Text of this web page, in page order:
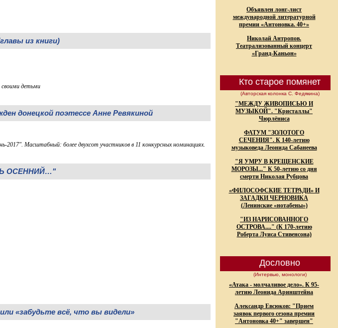
из книги)
детьми
донецкой поэтессе Анне Ревякиной
2017". Масштабный: более двухсот участников в 11 конкурсных номинациях.
ОСЕННИЙ…"
«забудьте всё, что вы видели»
Объявлен лонг-лист
международной литературной
премии «Антоновка. 40+»
Николай Антропов.
Театрализованный концерт
«Гранд-Каньон»
Кто старое помянет
(Авторская колонка С. Федякина)
"МЕЖДУ ЖИВОПИСЬЮ И
МУЗЫКОЙ". "Кристаллы"
Чюрлёниса
ФАТУМ "ЗОЛОТОГО
СЕЧЕНИЯ". К 140-летию
музыковеда Леонида Сабанеева
"Я УМРУ В КРЕЩЕНСКИЕ
МОРОЗЫ..." К 50-летию со дня
смерти Николая Рубцова
«ФИЛОСОФСКИЕ ТЕТРАДИ» И
ЗАГАДКИ ЧЕРНОВИКА
(Ленинские «нотабены»)
"ИЗ НАРИСОВАННОГО
ОСТРОВА...." (К 170-летию
Роберта Луиса Стивенсона)
Дословно
(Интервью, монологи)
«Атака - молчаливое дело». К 95-
летию Леонида Аринштейна
Александр Евсюков: "Прием
заявок первого сезона премии
"Антоновка 40+" завершен"